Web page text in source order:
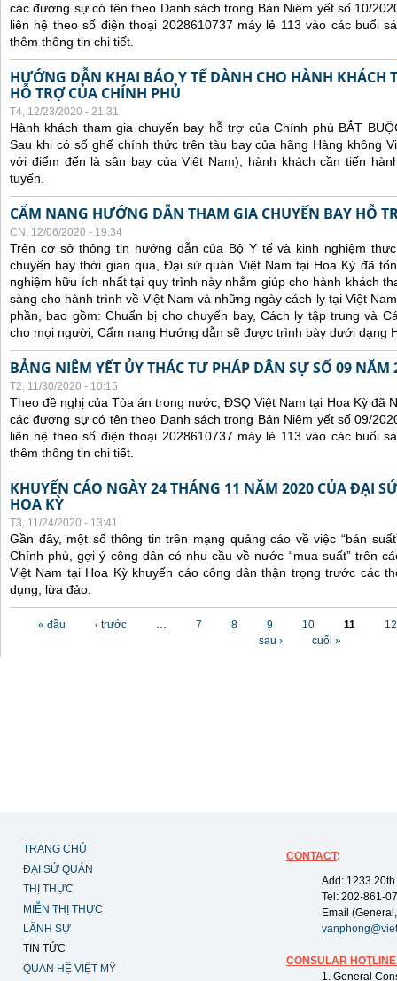
các đương sự có tên theo Danh sách trong Bản Niêm yết số 10/
liên hệ theo số điện thoại 2028610737 máy lẻ 113 vào các buổi
thêm thông tin chi tiết.
HƯỚNG DẪN KHAI BÁO Y TẾ DÀNH CHO HÀNH KHÁCH
HỖ TRỢ CỦA CHÍNH PHỦ
T4, 12/23/2020 - 21:31
Hành khách tham gia chuyến bay hỗ trợ của Chính phủ BẮT
Sau khi có số ghế chính thức trên tàu bay của hãng Hàng không
với điểm đến là sân bay của Việt Nam), hành khách cần tiến
tuyến.
CẨM NANG HƯỚNG DẪN THAM GIA CHUYẾN BAY HỖ
CN, 12/06/2020 - 19:34
Trên cơ sở thông tin hướng dẫn của Bộ Y tế và kinh nghiệm
chuyến bay thời gian qua, Đại sứ quán Việt Nam tại Hoa Kỳ đã
nghiệm hữu ích nhất tại quy trình này nhằm giúp cho hành khách
sàng cho hành trình về Việt Nam và những ngày cách ly tại Việt
phần, bao gồm: Chuẩn bị cho chuyến bay, Cách ly tập trung và
cho mọi người, Cẩm nang Hướng dẫn sẽ được trình bày dưới dạng
BẢNG NIÊM YẾT ỦY THÁC TƯ PHÁP DÂN SỰ SỐ 09 NĂM
T2, 11/30/2020 - 10:15
Theo đề nghị của Tòa án trong nước, ĐSQ Việt Nam tại Hoa Kỳ đã
các đương sự có tên theo Danh sách trong Bản Niêm yết số 09/
liên hệ theo số điện thoại 2028610737 máy lẻ 113 vào các buổi
thêm thông tin chi tiết.
KHUYẾN CÁO NGÀY 24 THÁNG 11 NĂM 2020 CỦA ĐẠI
HOA KỲ
T3, 11/24/2020 - 13:41
Gần đây, một số thông tin trên mạng quảng cáo về việc “bán
Chính phủ, gợi ý công dân có nhu cầu về nước “mua suất” trên
Việt Nam tại Hoa Kỳ khuyến cáo công dân thận trọng trước các
dụng, lừa đảo.
Các trang
« đầu ‹ trước … 7 8 9 10 11
12
sau ›
cuối »
TRANG CHỦ
ĐẠI SỨ QUÁN
THỊ THỰC
MIỄN THỊ THỰC
LÃNH SỰ
TIN TỨC
QUAN HỆ VIỆT MỸ
CONTACT:
Add: 1233
Tel: 202-861-
Email
CONSULAR
1. General